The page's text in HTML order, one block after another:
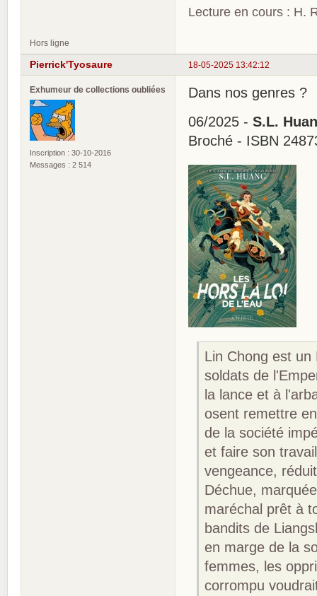
Lecture en cours : H.
Hors ligne
18-05-2025 13:42:12
Pierrick'Tyosaure
Exhumeur de collections oubliées
Inscription : 30-10-2016
Messages : 2 514
Dans nos genres ?
06/2025 - S.L.
Broché - ISBN
Lin Chong est
soldats de
la lance et à
osent remettre
de la société
et faire son
vengeance,
Déchue,
maréchal prêt à
bandits de
en marge de la
femmes, les
corrompu